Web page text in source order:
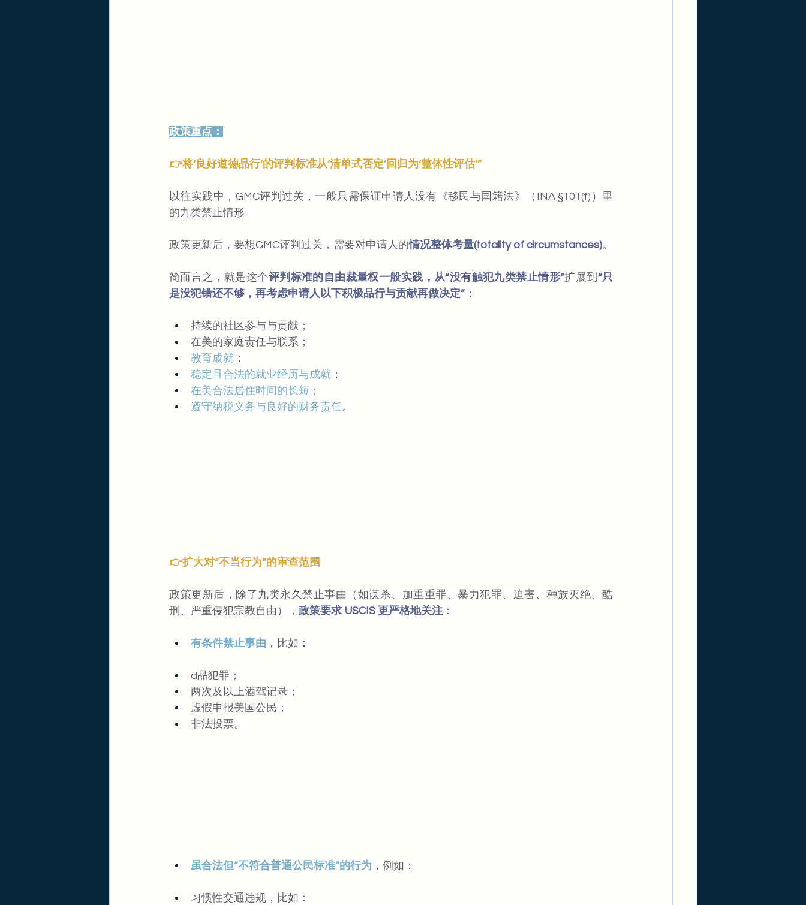
政策重点：
👉将‘良好道德品行’的评判标准从‘清单式否定’回归为‘整体性评估’”
以往实践中，GMC评判过关，一般只需保证申请人没有《移民与国籍法》（INA §101(f)）里
的九类禁止情形。
政策更新后，要想GMC评判过关，需要对申请人的情况整体考量(totality of circumstances)。
简而言之，就是这个评判标准的自由裁量权一般实践，从“没有触犯九类禁止情形”扩展到 “只
是没犯错还不够，再考虑申请人以下积极品行与贡献再做决定” ：
持续的社区参与与贡献；
在美的家庭责任与联系；
教育成就 ；
稳定且合法的就业经历与成就 ；
在美合法居住时间的长短 ；
遵守纳税义务与良好的财务责任。
👉扩大对“不当行为”的审查范围
政策更新后，除了九类永久禁止事由（如谋杀、加重重罪、暴力犯罪、迫害、种族灭绝、酷
刑、严重侵犯宗教自由）， 政策要求 USCIS 更严格地关注 ：
有条件禁止事由 ，比如：
d品犯罪；
两次及以上酒驾记录；
虚假申报美国公民；
非法投票。
虽合法但“不符合普通公民标准”的行为 ，例如：
习惯性交通违规，比如：